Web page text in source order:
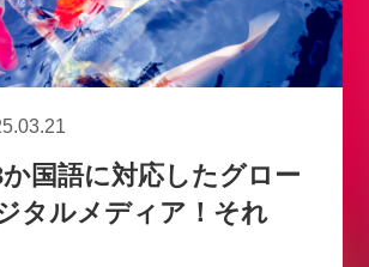
特集
動画
サイトマップ
お問い合わせ
個人情報保護法について
採用情報
【8/12開催】「イノベーションを
数値化する」～投資される事業の
学ぶ資金調達・巻き込みのリアル
2026-06-10
国語に対応したグロー
タルメディア！それ